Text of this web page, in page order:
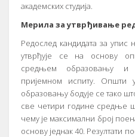
академских студија.
Мерила за утврђивање
Редослед кандидата за упис
утврђује се на основу
средњем образовању и
пријемном испиту. Општи
образовању бодује се тако
све четири године средње
чему је максимални број
основу једнак 40. Резултати